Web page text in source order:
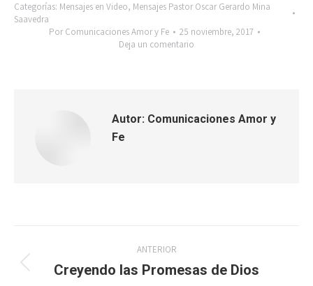
Categorías: Mensajes en Video, Mensajes Pastor Oscar Gerardo Mina
Saavedra
Por Comunicaciones Amor y Fe
25 noviembre, 2017
Deja un comentario
Autor: Comunicaciones Amor y
Fe
Navegación
entre
ANTERIOR
Publicación
Creyendo las Promesas de Dios